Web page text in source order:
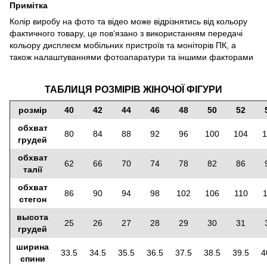
Примітка
Колір виробу на фото та відео може відрізнятись від кольору
фактичного товару, це повʼязано з використанням передачі
кольору дисплеєм мобільних пристроїв та моніторів ПК, а
також налаштуваннями фотоапаратури та іншими факторами
ТАБЛИЦЯ РОЗМІРІВ ЖІНОЧОЇ ФІГУРИ
розмір 40 42 44 46 48 50 52
обхват
грудей
80 84 88 92 96 100 104
обхват
талії
62 66 70 74 78 82 86
обхват
стегон
86 90 94 98 102 106 110
высота
грудей
25 26 27 28 29 30 31
ширина
спини
33.5 34.5 35.5 36.5 37.5 38.5 39.5